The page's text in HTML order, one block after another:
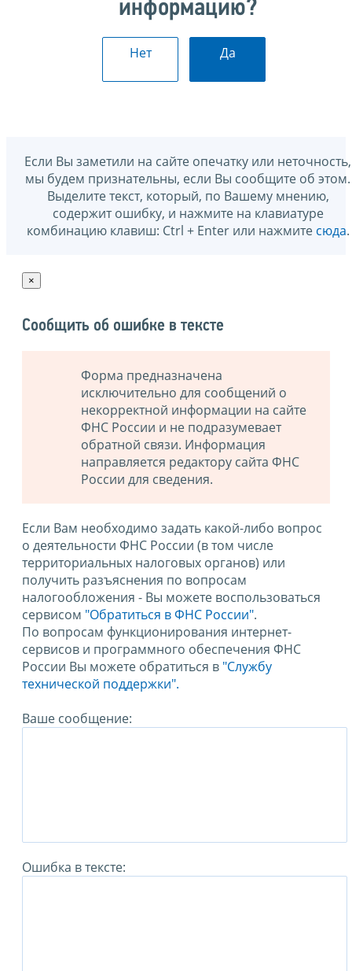
информацию?
Нет Да
Если Вы заметили на сайте опечатку или неточность,
мы будем признательны, если Вы сообщите об этом.
Выделите текст, который, по Вашему мнению,
содержит ошибку, и нажмите на клавиатуре
комбинацию клавиш: Ctrl + Enter или нажмите сюда.
×
Сообщить об ошибке в тексте
Форма предназначена
исключительно для сообщений о
некорректной информации на сайте
ФНС России и не подразумевает
обратной связи. Информация
направляется редактору сайта ФНС
России для сведения.
Если Вам необходимо задать какой-либо вопрос
о деятельности ФНС России (в том числе
территориальных налоговых органов) или
получить разъяснения по вопросам
налогообложения - Вы можете воспользоваться
сервисом "Обратиться в ФНС России".
По вопросам функционирования интернет-
сервисов и программного обеспечения ФНС
России Вы можете обратиться в "Службу
технической поддержки".
Ваше сообщение:
Ошибка в тексте: